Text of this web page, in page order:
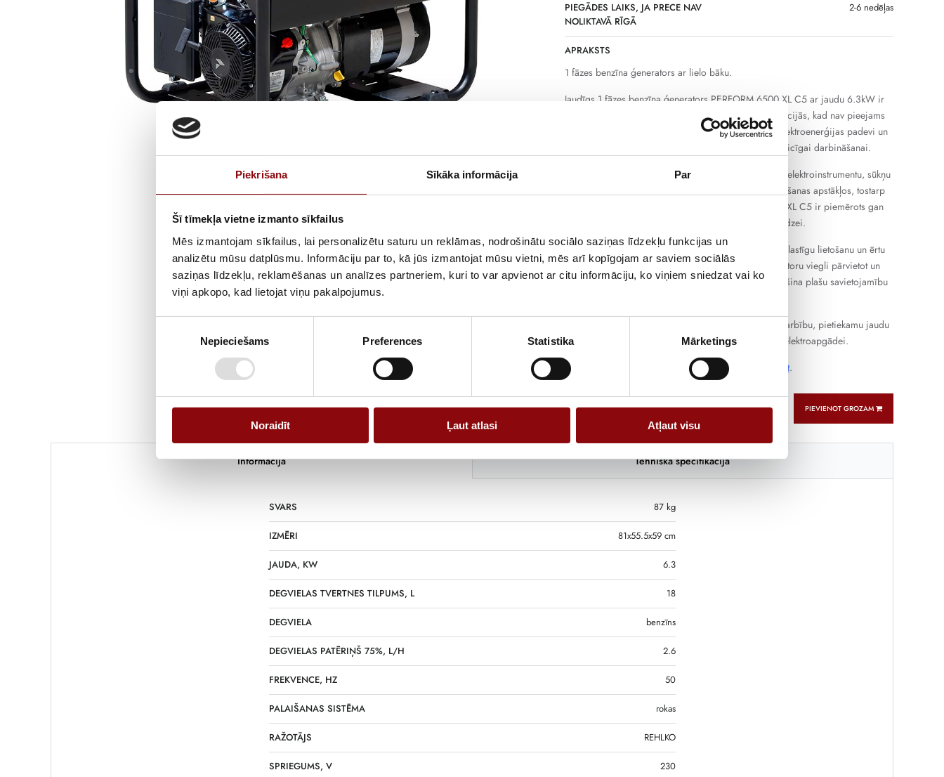
Piekrišana Sīkāka informācija Par
Šī tīmekļa vietne izmanto sīkfailus
Mēs izmantojam sīkfailus, lai personalizētu saturu un reklāmas, nodrošinātu sociālo saziņas līdzekļu funkcijas un
analizētu mūsu datplūsmu. Informāciju par to, kā jūs izmantojat mūsu vietni, mēs arī kopīgojam ar saviem sociālās
saziņas līdzekļu, reklamēšanas un analīzes partneriem, kuri to var apvienot ar citu informāciju, ko viņiem sniedzat vai ko
viņi apkopo, kad lietojat viņu pakalpojumus.
Nepieciešams Preferences Statistika Mārketings
Noraidīt Ļaut atlasi Atļaut visu
PIEGĀDES LAIKS, JA PRECE NAV
NOLIKTAVĀ RĪGĀ
2-6 nedēļas
APRAKSTS
1 fāzes benzīna ģenerators ar lielo bāku.
Jaudīgs 1 fāzes benzīna ģenerators PERFORM 6500 XL C5 ar jaudu 6.3kW ir
paredzēts rezerves un autonomai elektroapgādei situācijās, kad nav pieejams
pastāvīgs elektrotīkls. Ģenerators nodrošina stabilu elektroenerģijas padevi un
pietiekamu jaudas rezervi vairāku elektroiekārtu vienlaicīgai darbināšanai.
Iekārta ir piemērota apgaismojuma, apkures sistēmu, elektroinstrumentu, sūkņu
un citu vienfāzes elektroiekārtu darbībai dažādos lietošanas apstākļos, tostarp
saimniecībās un nelielās darbnīcās. PERFORM 6500 XL C5 ir piemērots gan
ikdienas ekspluatācijai, gan īslaicīgai intensīvākai slodzei.
Benzīna dzinējs nodrošina vienkāršu iedarbināšanu, elastīgu lietošanu un ērtu
ekspluatāciju, savukārt kompaktais dizains ļauj ģeneratoru viegli pārvietot un
izmantot dažādās vietās. Vienfāzes pieslēgums nodrošina plašu savietojamību
Praktisks benzīna ģenerators, kas apvieno uzticamu darbību, pietiekamu jaudu
un daudzpusīgu pielietojumu rezerves un autonomai elektroapgādei.
Kā izvēlēties un pieslēgt savu ģeneratoru atradīsiet
šeit.
PIEVIENOT GROZAM
Informācija Tehniskā specifikācija
SVARS 87 kg
IZMĒRI 81x55.5x59 cm
JAUDA, KW 6.3
DEGVIELAS TVERTNES TILPUMS, L 18
DEGVIELA benzīns
DEGVIELAS PATĒRIŅŠ 75%, L/H 2.6
FREKVENCE, HZ 50
PALAIŠANAS SISTĒMA rokas
RAŽOTĀJS REHLKO
SPRIEGUMS, V 230